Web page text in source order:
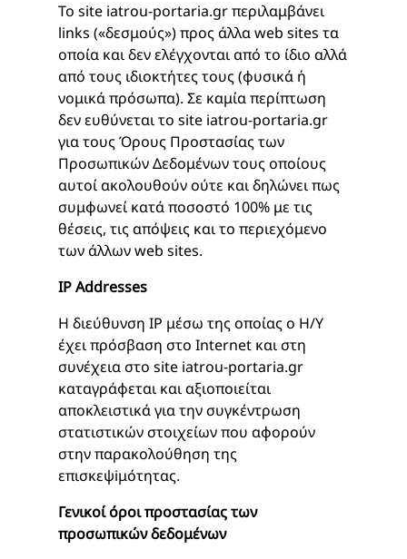
Το site iatrou-portaria.gr περιλαμβάνει
links («δεσμούς») προς άλλα web sites τα
οποία και δεν ελέγχονται από το ίδιο αλλά
από τους ιδιοκτήτες τους (φυσικά ή
νομικά πρόσωπα). Σε καμία περίπτωση
δεν ευθύνεται το site iatrou-portaria.gr
για τους Όρους Προστασίας των
Προσωπικών Δεδομένων τους οποίους
αυτοί ακολουθούν ούτε και δηλώνει πως
συμφωνεί κατά ποσοστό 100% με τις
θέσεις, τις απόψεις και το περιεχόμενο
των άλλων web sites.
IP Addresses
H διεύθυνση IP μέσω της οποίας ο Η/Υ
έχει πρόσβαση στο Internet και στη
συνέχεια στο site iatrou-portaria.gr
καταγράφεται και αξιοποιείται
αποκλειστικά για την συγκέντρωση
στατιστικών στοιχείων που αφορούν
στην παρακολούθηση της
επισκεψiμότητας.
Γενικοί όροι προστασίας των
προσωπικών δεδομένων